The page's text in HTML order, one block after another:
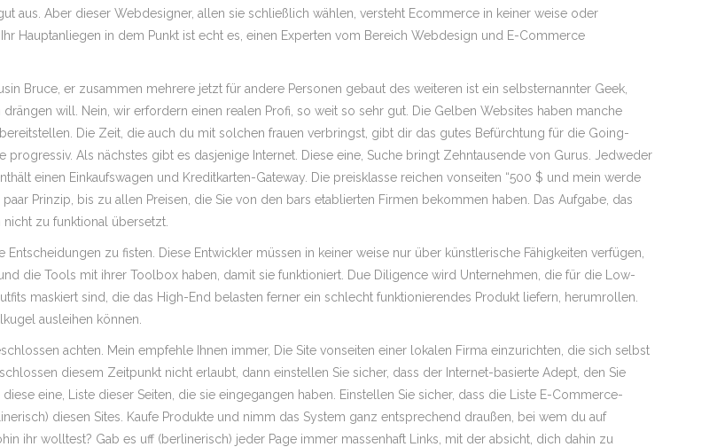
aus. Aber dieser Webdesigner, allen sie schließlich wählen, versteht Ecommerce in keiner weise oder
Hauptanliegen in dem Punkt ist echt es, einen Experten vom Bereich Webdesign und E-Commerce
Bruce, er zusammen mehrere jetzt für andere Personen gebaut des weiteren ist ein selbsternannter Geek,
will. Nein, wir erfordern einen realen Profi, so weit so sehr gut. Die Gelben Websites haben manche
Die Zeit, die auch du mit solchen frauen verbringst, gibt dir das gutes Befürchtung für die Going-
Als nächstes gibt es dasjenige Internet. Diese eine, Suche bringt Zehntausende von Gurus. Jedweder
einen Einkaufswagen und Kreditkarten-Gateway. Die preisklasse reichen vonseiten “500 $ und mein werde
Prinzip, bis zu allen Preisen, die Sie von den bars etablierten Firmen bekommen haben. Das Aufgabe, das
zu funktional übersetzt.
zu fisten. Diese Entwickler müssen in keiner weise nur über künstlerische Fähigkeiten verfügen,
die Tools mit ihrer Toolbox haben, damit sie funktioniert. Due Diligence wird Unternehmen, die für die Low-
maskiert sind, die das High-End belasten ferner ein schlecht funktionierendes Produkt liefern, herumrollen.
ausleihen können.
achten. Mein empfehle Ihnen immer, Die Site vonseiten einer lokalen Firma einzurichten, die sich selbst
diesem Zeitpunkt nicht erlaubt, dann einstellen Sie sicher, dass der Internet-basierte Adept, den Sie
eine, Liste dieser Seiten, die sie eingegangen haben. Einstellen Sie sicher, dass die Liste E-Commerce-
diesen Sites. Kaufe Produkte und nimm das System ganz entsprechend draußen, bei wem du auf
ihr wolltest? Gab es uff (berlinerisch) jeder Page immer massenhaft Links, mit der absicht, dich dahin zu